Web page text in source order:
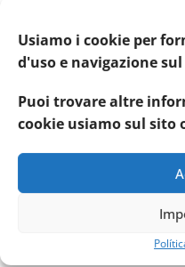
Usiamo i cookie per
d'uso e navigazione
Puoi trovare altre
cookie usiamo sul sito
consumo umano:
utilizzata per alimenti
esso destinate per
analiticiProteina 25%,
Fibre grezze 2,3%,
1,44%, Omega 6 3%,
Additivi
Vitamina D3 (3a671)
mg, Vitamina B1 (3a821)
Vitamina K3 (3a711) 1